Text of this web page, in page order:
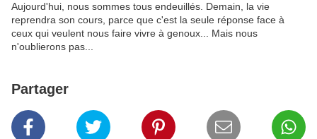
Aujourd'hui, nous sommes tous endeuillés. Demain, la vie
reprendra son cours, parce que c'est la seule réponse face à
ceux qui veulent nous faire vivre à genoux... Mais nous
n'oublierons pas...
Partager